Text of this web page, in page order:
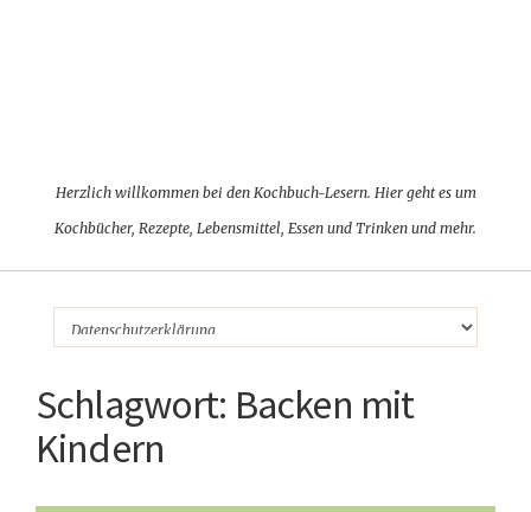
Herzlich willkommen bei den Kochbuch-Lesern. Hier geht es um
Kochbücher, Rezepte, Lebensmittel, Essen und Trinken und mehr.
Schlagwort: Backen mit
Kindern